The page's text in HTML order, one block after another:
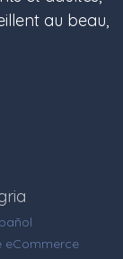
au beau,
eCommerce